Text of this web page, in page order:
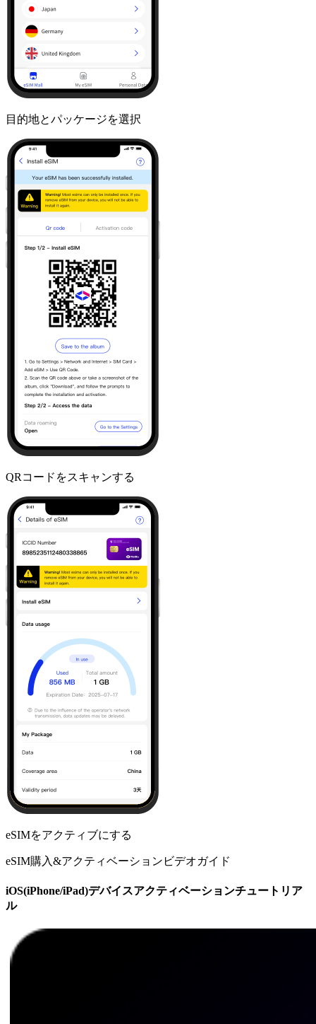
目的地とパッケージを選択
QRコードをスキャンする
eSIMをアクティブにする
eSIM購入&アクティベーションビデオガイド
iOS(iPhone/iPad)デバイスアクティベーションチュートリア
ル